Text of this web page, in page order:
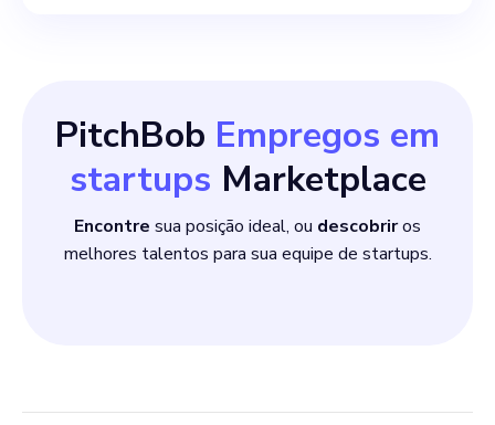
desenvolvimento,
oferecemos um ambiente
inspirador cheio de
oportunidades de aprender e
PitchBob Empregos em
startups Marketplace
Encontre sua posição ideal, ou descobriros
melhores talentos para sua equipe de startups.